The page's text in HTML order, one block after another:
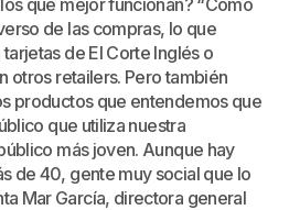
que mejor funcionan? “Como
de las compras, lo que
de El Corte Inglés o
otros retailers. Pero también
productos que entendemos que
que utiliza nuestra
más joven. Aunque hay
de 40, gente muy social que lo
Mar García, directora general